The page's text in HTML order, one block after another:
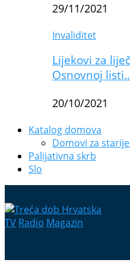
29/11/2021
Invaliditet
Lijekovi za
Osnovnoj
20/10/2021
Katalog domova
Domovi za
Palijativna skrb
Slo
TV Radio Magazin